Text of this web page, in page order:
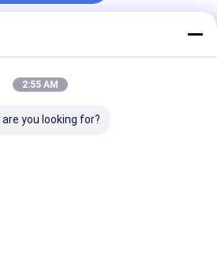
2:55 AM
you looking for?